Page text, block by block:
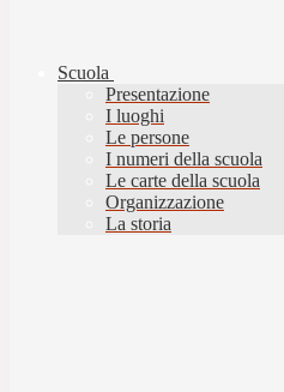
Scuola
Presentazione
I luoghi
Le persone
I numeri della scuola
Le carte della scuola
Organizzazione
La storia